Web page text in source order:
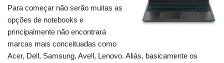
Para começar não serão muitas as
opções de notebooks e
principalmente não encontrará
marcas mais conceituadas como
Acer, Dell, Samsung, Avell, Lenovo. Aliás, basicamente os